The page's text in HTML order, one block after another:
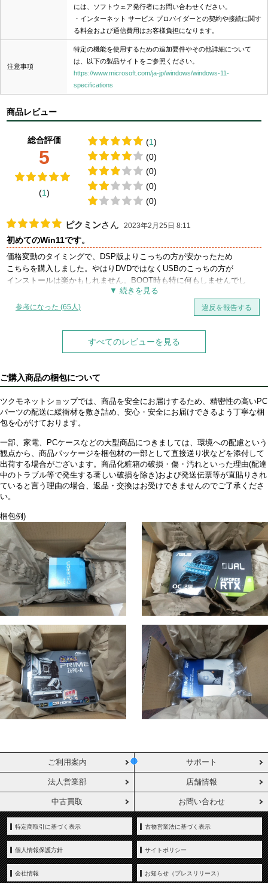
には、ソフトウェア発行者にお問い合わせください。
・インターネット サービス プロバイダーとの契約や接続に関す
る料金および通信費用はお客様負担になります。
注意事項
特定の機能を使用するための追加要件やその他詳細について
は、以下の製品サイトをご参照ください。
https://www.microsoft.com/ja-jp/windows/windows-11-
specifications
商品レビュー
総合評価
5
(1)
(1)
(0)
(0)
(0)
(0)
ピクミンさん 2023年2月25日 8:11
初めてのWin11です。
価格変動のタイミングで、DSP版よりこっちの方が安かったため
こちらを購入しました。やはりDVDではなくUSBのこっちの方が
インストールは楽かもしれません。BOOT時も特に何もしませんでし
た。ただ、Microsoftアカウントを作成しないとセットアップで先に進め
なくなった時はちょっと苦戦しました。
参考になった (65人) 違反を報告する
すべてのレビューを見る
ご購入商品の梱包について
ツクモネットショップでは、商品を安全にお届けするため、精密性の高いPC
パーツの配送に緩衝材を敷き詰め、安心・安全にお届けできるよう丁寧な梱
包を心がけております。
一部、家電、PCケースなどの大型商品につきましては、環境への配慮という
観点から、商品パッケージを梱包材の一部として直接送り状などを添付して
出荷する場合がございます。商品化粧箱の破損・傷・汚れといった理由(配達
中のトラブル等で発生する著しい破損を除き)および発送伝票等が直貼りされ
ていると言う理由の場合、返品・交換はお受けできませんのでご了承くださ
い。
梱包例)
ご利用案内 サポート
法人営業部 店舗情報
中古買取 お問い合わせ
特定商取引に基づく表示 古物営業法に基づく表示
個人情報保護方針 サイトポリシー
会社情報 お知らせ（プレスリリース）